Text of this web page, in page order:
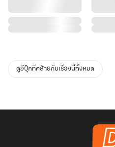
ดูอีบุ๊กที่คล้ายกับเรื่องนี้ทั้งหมด